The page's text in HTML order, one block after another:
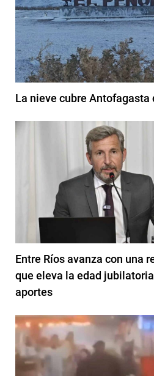
La nieve cubre Antofagasta
Entre Ríos avanza con una
que eleva la edad
aportes